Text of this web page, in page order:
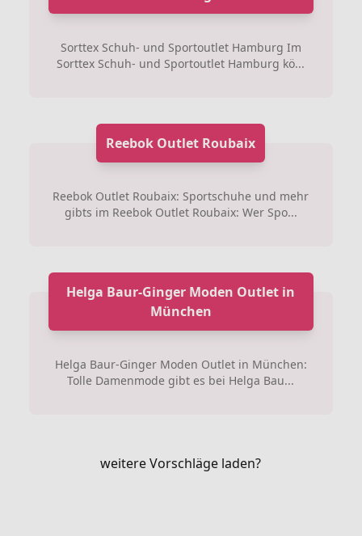
Sorttex Schuh- und Sportoutlet Hamburg Im
Sorttex Schuh- und Sportoutlet Hamburg kö...
Reebok Outlet Roubaix
Reebok Outlet Roubaix: Sportschuhe und mehr
gibts im Reebok Outlet Roubaix: Wer Spo...
Helga Baur-Ginger Moden Outlet in
München
Helga Baur-Ginger Moden Outlet in München:
Tolle Damenmode gibt es bei Helga Bau...
weitere Vorschläge laden?